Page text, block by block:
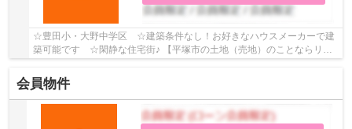
☆豊田小・大野中学区 ☆建築条件なし！お好きなハウスメーカーで建
築可能です ☆閑静な住宅街♪ 【平塚市の土地（売地）のことならリビ
会員物件